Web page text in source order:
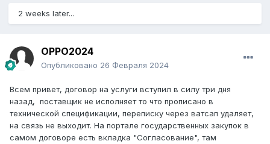
2 weeks later...
OPPO2024
Опубликовано 26 Февраля 2024
Всем привет, договор на услуги вступил в силу три дня
назад, поставщик не исполняет то что прописано в
технической спецификации, переписку через ватсап удаляет,
на связь не выходит. На портале государственных закупок в
самом договоре есть вкладка "Согласование", там